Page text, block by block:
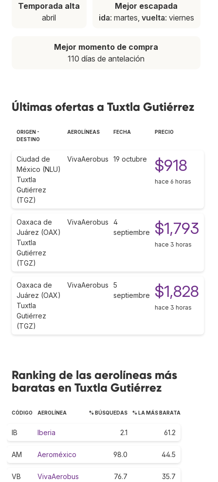
Temporada alta
abril
Mejor escapada
ida: martes, vuelta: viernes
Mejor momento de compra
110 días de antelación
Últimas ofertas a Tuxtla Gutiérrez
ORIGEN -
DESTINO
AEROLÍNEAS FECHA PRECIO
Ciudad de
México (NLU)
Tuxtla
Gutiérrez
(TGZ)
VivaAerobus 19 octubre $918
hace 6 horas
Oaxaca de
Juárez (OAX)
Tuxtla
Gutiérrez
(TGZ)
VivaAerobus
4
septiembre
$1,793
hace 3 horas
Oaxaca de
Juárez (OAX)
Tuxtla
Gutiérrez
(TGZ)
VivaAerobus
5
septiembre
$1,828
hace 3 horas
Ranking de las aerolíneas más
baratas en Tuxtla Gutiérrez
CÓDIGO AEROLÍNEA % BÚSQUEDAS % LA MÁS BARATA
IB Iberia 2.1 61.2
AM Aeroméxico 98.0 44.5
VB VivaAerobus 76.7 35.7